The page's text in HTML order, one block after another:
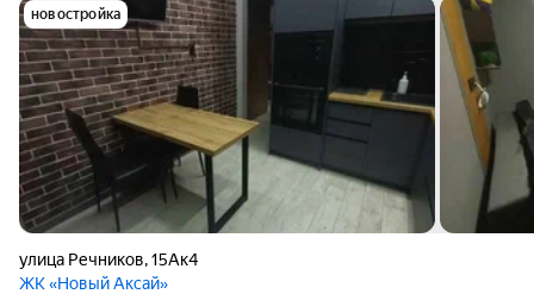
новостройка
улица Речников,15Ак4
ЖК «Новый Аксай»